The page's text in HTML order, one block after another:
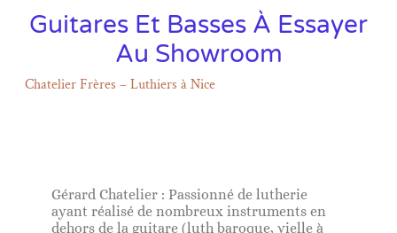
Guitares Et Basses À Essayer
Au Showroom
Chatelier Frères – Luthiers à Nice
Gérard Chatelier : Passionné de lutherie
ayant réalisé de nombreux instruments en
dehors de la guitare (luth baroque, vielle à